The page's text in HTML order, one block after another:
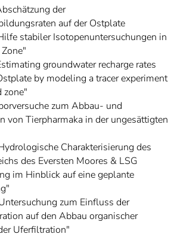
der
auf der Ostplate
stabiler Isotopenuntersuchungen in
groundwater recharge rates
by modeling a tracer experiment
zone"
zum Abbau- und
von Tierpharmaka in der ungesättigten
Charakterisierung des
des Eversten Moores & LSG
im Hinblick auf eine geplante
zum Einfluss der
auf den Abbau organischer
Uferfiltration"